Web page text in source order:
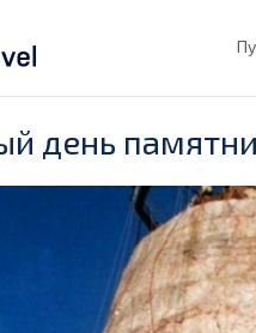
день